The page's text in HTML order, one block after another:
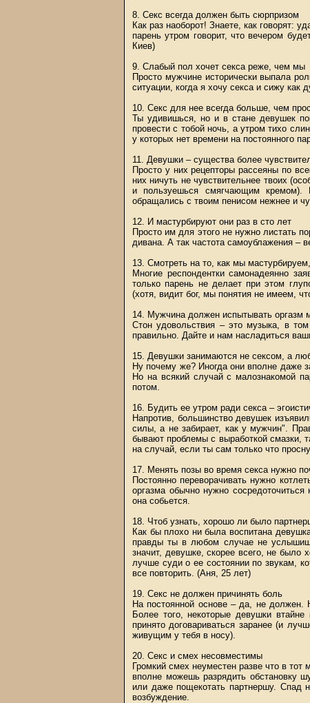
8. Секс всегда должен быть сюрпризом
Как раз наоборот! Знаете, как говорят:
парень утром говорит, что вечером
Киев)
9. Слабый пол хочет секса реже, чем мы
Просто мужчине исторически выпала
ситуации, когда я хочу секса и сижу как
10. Секс для нее всегда больше, чем
Ты удивишься, но и в стане девушек
провести с тобой ночь, а утром тихо
у которых нет времени на постоянного
11. Девушки – существа более
Просто у них рецепторы рассеяны по
них ничуть не чувствительнее твоих
и пользуешься смягчающим кремом).
обращались с твоим пенисом нежнее и
12. И мастурбируют они раз в сто лет
Просто им для этого не нужно листать
дивана. А так частота самоублажения –
13. Смотреть на то, как мы
Многие респондентки самонадеянно
только парень не делает при этом
(хотя, видит бог, мы понятия не имеем,
14. Мужчина должен испытывать оргазм
Стон удовольствия – это музыка, в
правильно. Дайте и нам насладиться
15. Девушки занимаются не сексом, а
Ну почему же? Иногда они вполне даже
Но на всякий случай с малознакомой
потом.
16. Будить ее утром ради секса –
Напротив, большинство девушек
силы, а не забирает, как у мужчин".
бывают проблемы с выработкой смазки,
на случай, если ты сам только что
17. Менять позы во время секса нужно
Постоянно переворачивать нужно
оргазма обычно нужно
она собьется.
18. Чтоб узнать, хорошо ли было
Как бы плохо ни была воспитана
правды ты в любом случае не
значит, девушке, скорее всего, не
лучше суди о ее состоянии по звукам,
все повторить. (Аня, 25 лет)
19. Секс не должен причинять боль
На постоянной основе – да, не должен.
Более того, некоторые девушки
принято договариваться заранее (и
живущим у тебя в носу).
20. Секс и смех несовместимы
Громкий смех неуместен разве что в
вполне можешь разрядить обстановку
или даже пощекотать партнершу. Спад
возбуждение.